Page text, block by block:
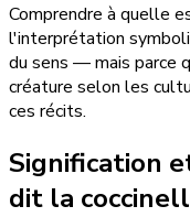
Comprendre à quelle
l'interprétation
du sens — mais parce
créature selon les
ces récits.
Signification
dit la